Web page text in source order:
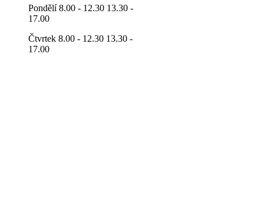
Pondělí 8.00 - 12.30 13.30 -
17.00
Čtvrtek 8.00 - 12.30 13.30 -
17.00